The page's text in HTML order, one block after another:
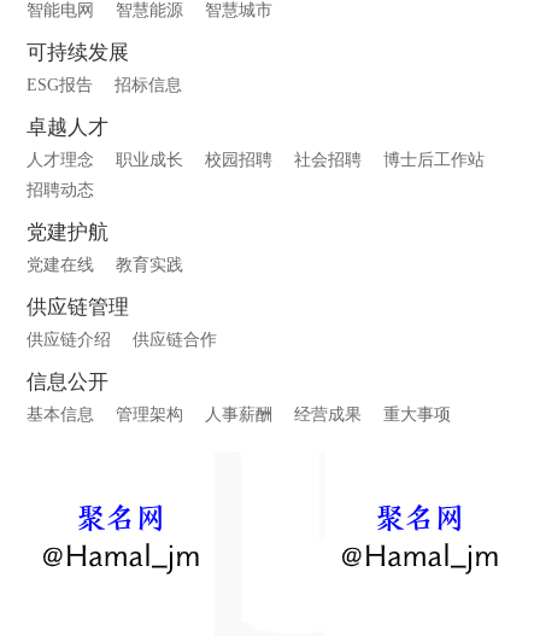
智能电网 智慧能源 智慧城市
可持续发展
ESG报告 招标信息
卓越人才
人才理念 职业成长 校园招聘 社会招聘
博士后工作站
招聘动态
党建护航
党建在线 教育实践
供应链管理
供应链介绍 供应链合作
信息公开
基本信息 管理架构 人事薪酬 经营成果 重大事项